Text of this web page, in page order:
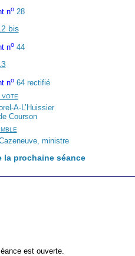
no 28
bis
no 44
no 64 rectifié
vote
A-L’Huissier
Courson
ministre
la prochaine séance
est ouverte.